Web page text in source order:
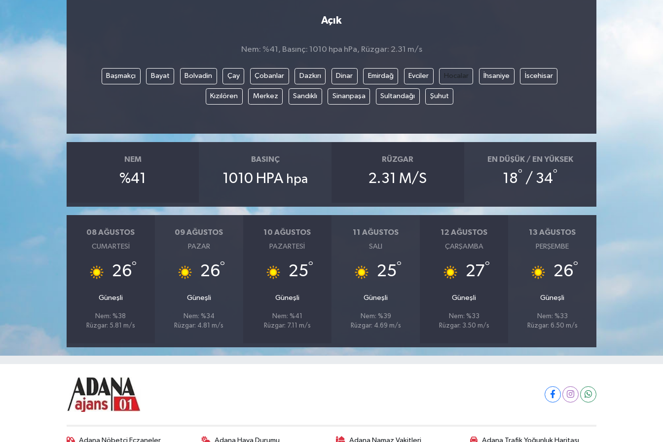
Açık
Nem: %41, Basınç: 1010 hpa hPa, Rüzgar: 2.31 m/s
Başmakçı Bayat Bolvadin Çay Çobanlar Dazkırı Dinar Emirdağ Evciler Hocalar İhsaniye İscehisar
Kızılören Merkez Sandıklı Sinanpaşa Sultandağı Şuhut
NEM
%41
BASINÇ
1010 HPA hpa
RÜZGAR
2.31 M/S
EN DÜŞÜK / EN YÜKSEK
18° / 34°
08 AĞUSTOS
CUMARTESI
26°
Güneşli
Nem: %38
Rüzgar: 5.81 m/s
09 AĞUSTOS
PAZAR
26°
Güneşli
Nem: %34
Rüzgar: 4.81 m/s
10 AĞUSTOS
PAZARTESI
25°
Güneşli
Nem: %41
Rüzgar: 7.11 m/s
11 AĞUSTOS
SALI
25°
Güneşli
Nem: %39
Rüzgar: 4.69 m/s
12 AĞUSTOS
ÇARŞAMBA
27°
Güneşli
Nem: %33
Rüzgar: 3.50 m/s
13 AĞUSTOS
PERŞEMBE
26°
Güneşli
Nem: %33
Rüzgar: 6.50 m/s
Adana Nöbetçi Eczaneler Adana Hava Durumu Adana Namaz Vakitleri Adana Trafik Yoğunluk Haritası
Magazin